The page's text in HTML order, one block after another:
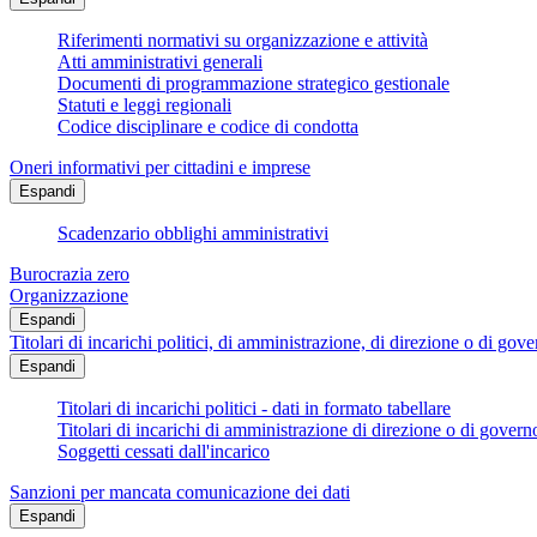
Riferimenti normativi su organizzazione e attività
Atti amministrativi generali
Documenti di programmazione strategico gestionale
Statuti e leggi regionali
Codice disciplinare e codice di condotta
Oneri informativi per cittadini e imprese
Espandi
Scadenzario obblighi amministrativi
Burocrazia zero
Organizzazione
Espandi
Titolari di incarichi politici, di amministrazione, di direzione o di
Espandi
Titolari di incarichi politici - dati in formato tabellare
Titolari di incarichi di amministrazione di direzione o di
Soggetti cessati dall'incarico
Sanzioni per mancata comunicazione dei dati
Espandi